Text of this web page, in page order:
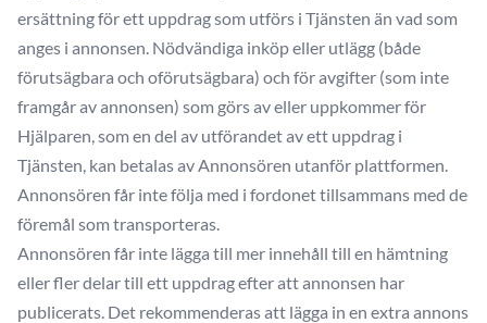
ersättning för ett uppdrag som utförs i Tjänsten än vad som
anges i annonsen. Nödvändiga inköp eller utlägg (både
förutsägbara och oförutsägbara) och för avgifter (som inte
framgår av annonsen) som görs av eller uppkommer för
Hjälparen, som en del av utförandet av ett uppdrag i
Tjänsten, kan betalas av Annonsören utanför plattformen.
Annonsören får inte följa med i fordonet tillsammans med de
föremål som transporteras.
Annonsören får inte lägga till mer innehåll till en hämtning
eller fler delar till ett uppdrag efter att annonsen har
publicerats. Det rekommenderas att lägga in en extra annons